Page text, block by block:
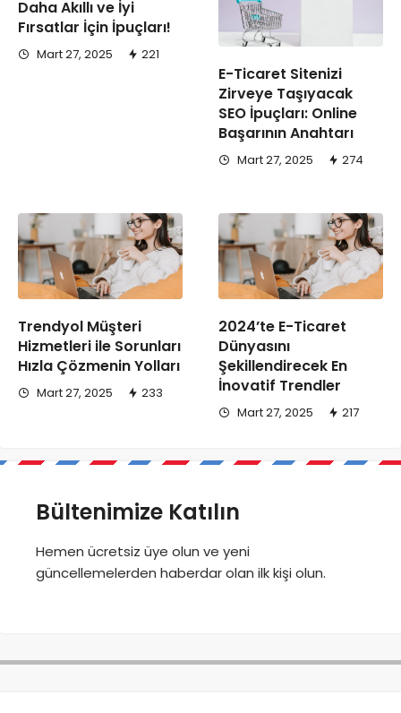
Daha Akıllı ve İyi
Fırsatlar İçin İpuçları!
Mart 27, 2025 221
E-Ticaret Sitenizi
Zirveye Taşıyacak
SEO İpuçları: Online
Başarının Anahtarı
Mart 27, 2025 274
Trendyol Müşteri
Hizmetleri ile Sorunları
Hızla Çözmenin Yolları
Mart 27, 2025 233
2024’te E-Ticaret
Dünyasını
Şekillendirecek En
İnovatif Trendler
Mart 27, 2025 217
Bültenimize Katılın
Hemen ücretsiz üye olun ve yeni
güncellemelerden haberdar olan ilk kişi olun.